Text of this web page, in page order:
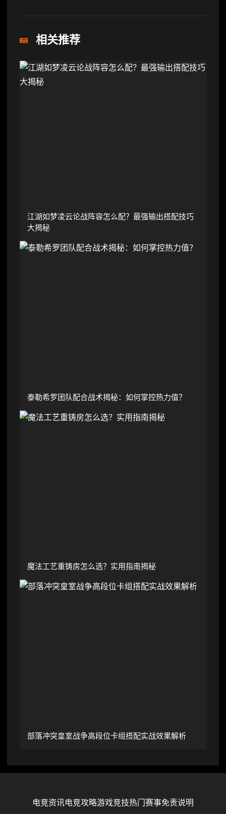
相关推荐
江湖如梦凌云论战阵容怎么配？最强输出搭配技巧
大揭秘
泰勒希罗团队配合战术揭秘：如何掌控热力值？
魔法工艺重铸房怎么选？实用指南揭秘
部落冲突皇室战争高段位卡组搭配实战效果解析
电竞资讯电竞攻略游戏竞技热门赛事免责说明